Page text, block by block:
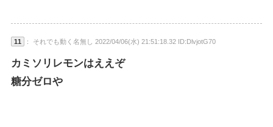
11 ： それでも動く名無し 2022/04/06(水) 21:51:18.32 ID:DlvjotG70
カミソリレモンはええぞ
糖分ゼロや